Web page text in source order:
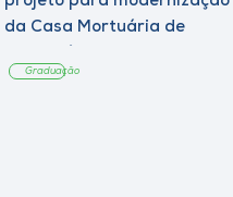
da Casa Mortuária de
Graduação